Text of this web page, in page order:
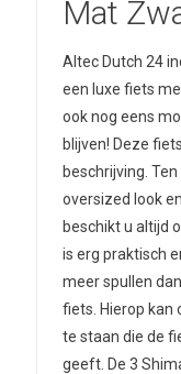
Mat
Altec Dutch 24
een luxe fiets
ook nog eens
blijven! Deze
beschrijving.
oversized look
beschikt u altijd
is erg praktisch
meer spullen
fiets. Hierop kan
te staan die de
geeft. De 3